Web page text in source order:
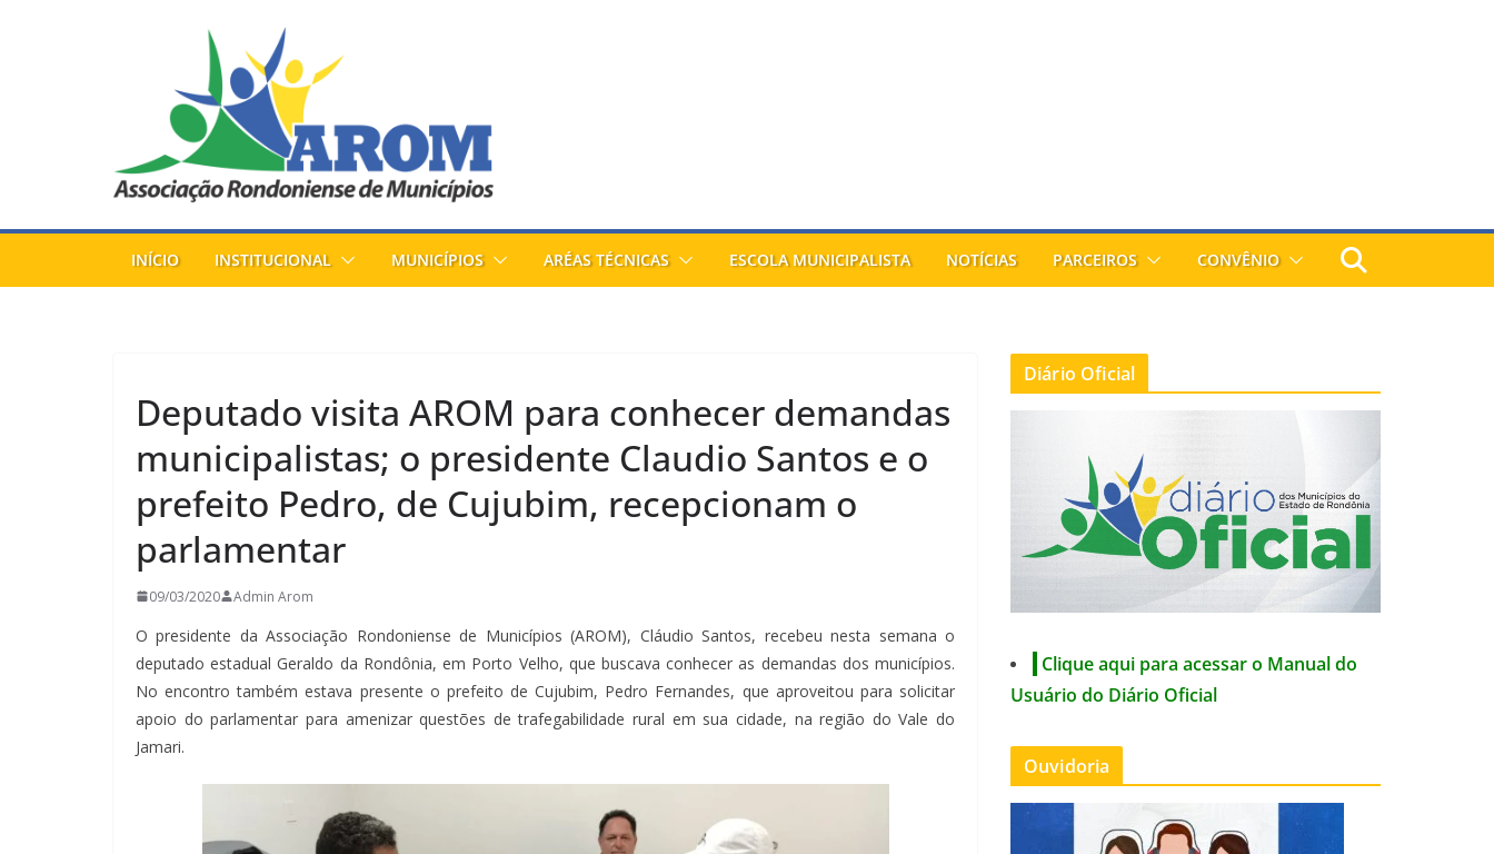
INÍCIO INSTITUCIONAL MUNICÍPIOS ARÉAS TÉCNICAS ESCOLA MUNICIPALISTA NOTÍCIAS PARCEIROS CONVÊNIO
Deputado visita AROM para conhecer demandas
municipalistas; o presidente Claudio Santos e o
prefeito Pedro, de Cujubim, recepcionam o
parlamentar
09/03/2020 Admin Arom
O presidente da Associação Rondoniense de Municípios (AROM), Cláudio Santos, recebeu nesta semana o
deputado estadual Geraldo da Rondônia, em Porto Velho, que buscava conhecer as demandas dos municípios.
No encontro também estava presente o prefeito de Cujubim, Pedro Fernandes, que aproveitou para solicitar
apoio do parlamentar para amenizar questões de trafegabilidade rural em sua cidade, na região do Vale do
Jamari.
Diário Oficial
Clique aqui para acessar o Manual do
Usuário do Diário Oficial
Ouvidoria